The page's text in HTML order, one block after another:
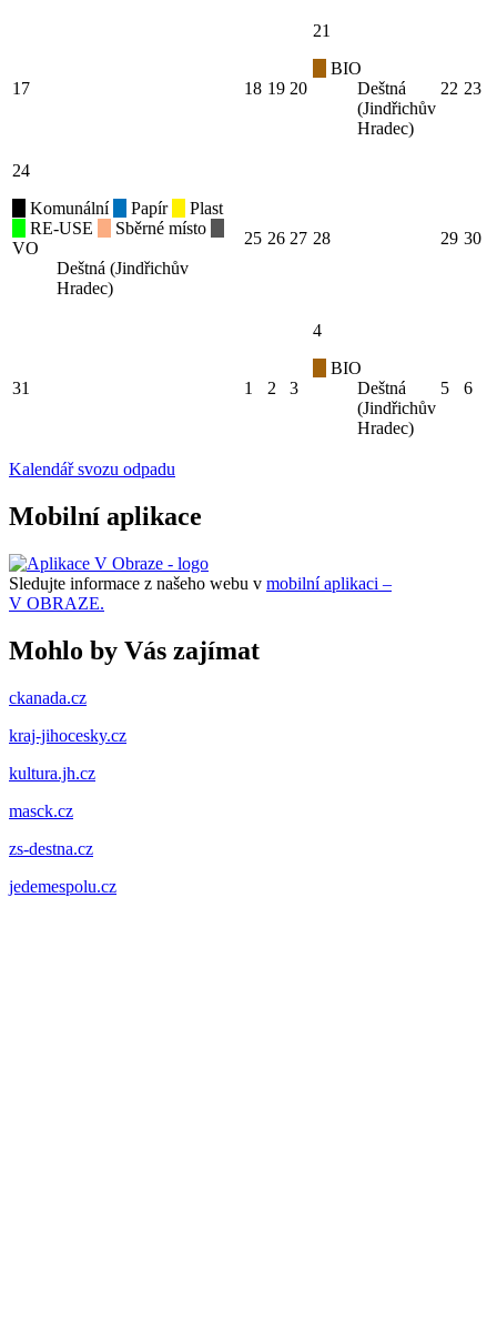
17 18 19 20
21
BIO
Deštná
(Jindřichův
Hradec)
22 23
24
Komunální
Papír
Plast
RE-USE
Sběrné místo
VO
Deštná (Jindřichův
Hradec)
25 26 27 28 29 30
31 1 2 3
4
BIO
Deštná
(Jindřichův
Hradec)
5 6
Kalendář svozu odpadu
Mobilní aplikace
Sledujte informace z našeho webu v mobilní aplikaci –
V OBRAZE.
Mohlo by Vás zajímat
ckanada.cz
kraj-jihocesky.cz
kultura.jh.cz
masck.cz
zs-destna.cz
jedemespolu.cz